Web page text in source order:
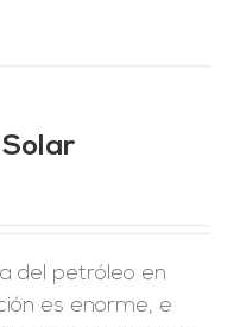
del petróleo en
es enorme, e